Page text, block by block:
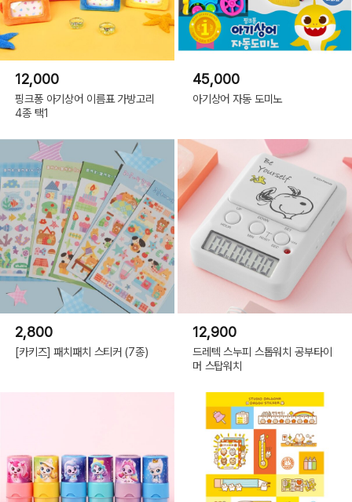
12,000
핑크퐁 아기상어 이름표 가방고리
4종 택1
45,000
아기상어 자동 도미노
2,800
[카키즈] 패치패치 스티커 (7종)
12,900
드레텍 스누피 스톱워치 공부타이
머 스탑워치